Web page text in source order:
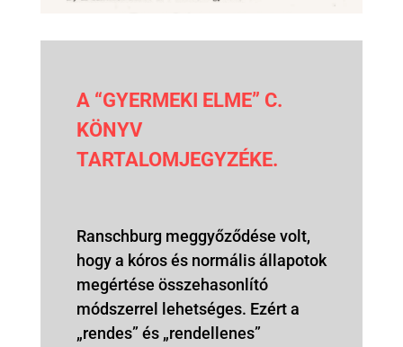
A “GYERMEKI ELME” C.
KÖNYV
TARTALOMJEGYZÉKE.
Ranschburg meggyőződése volt,
hogy a kóros és normális állapotok
megértése összehasonlító
módszerrel lehetséges. Ezért a
„rendes” és „rendellenes”